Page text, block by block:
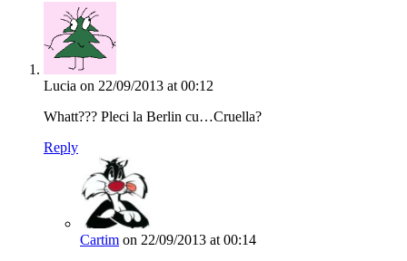
Lucia on 22/09/2013 at 00:12
Whatt??? Pleci la Berlin cu…Cruella?
Reply
Cartim on 22/09/2013 at 00:14